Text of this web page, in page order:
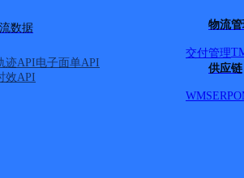
数据
迹API电子面单API
效API
物流
交付管理
供应链
WMSERP
:详情
尤河桥速运营